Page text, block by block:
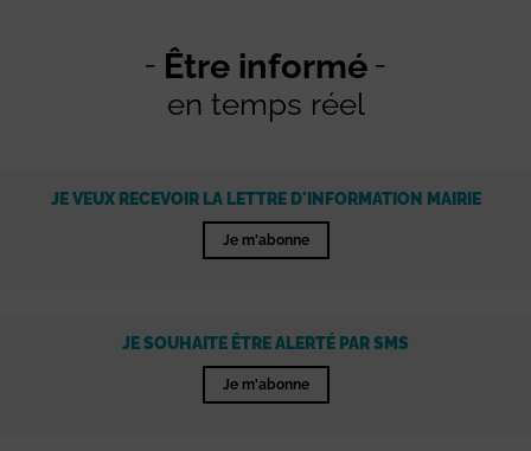
Être informé
en temps réel
JE VEUX RECEVOIR LA LETTRE D'INFORMATION MAIRIE
Je m'abonne
JE SOUHAITE ÊTRE ALERTÉ PAR SMS
Je m'abonne